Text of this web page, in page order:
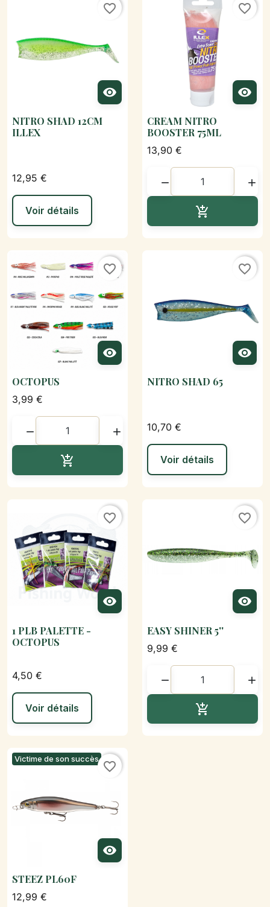

favorite_border
NITRO SHAD 12CM
ILLEX
12,95 €
Voir détails

favorite_border
CREAM NITRO
BOOSTER 75ML
13,90 €
 


favorite_border
OCTOPUS
3,99 €
 


favorite_border
NITRO SHAD 65
10,70 €
Voir détails

favorite_border
1 PLB PALETTE -
OCTOPUS
4,50 €
Voir détails

favorite_border
EASY SHINER 5''
9,99 €
 

Victime de son succès

favorite_border
STEEZ PL60F
12,99 €